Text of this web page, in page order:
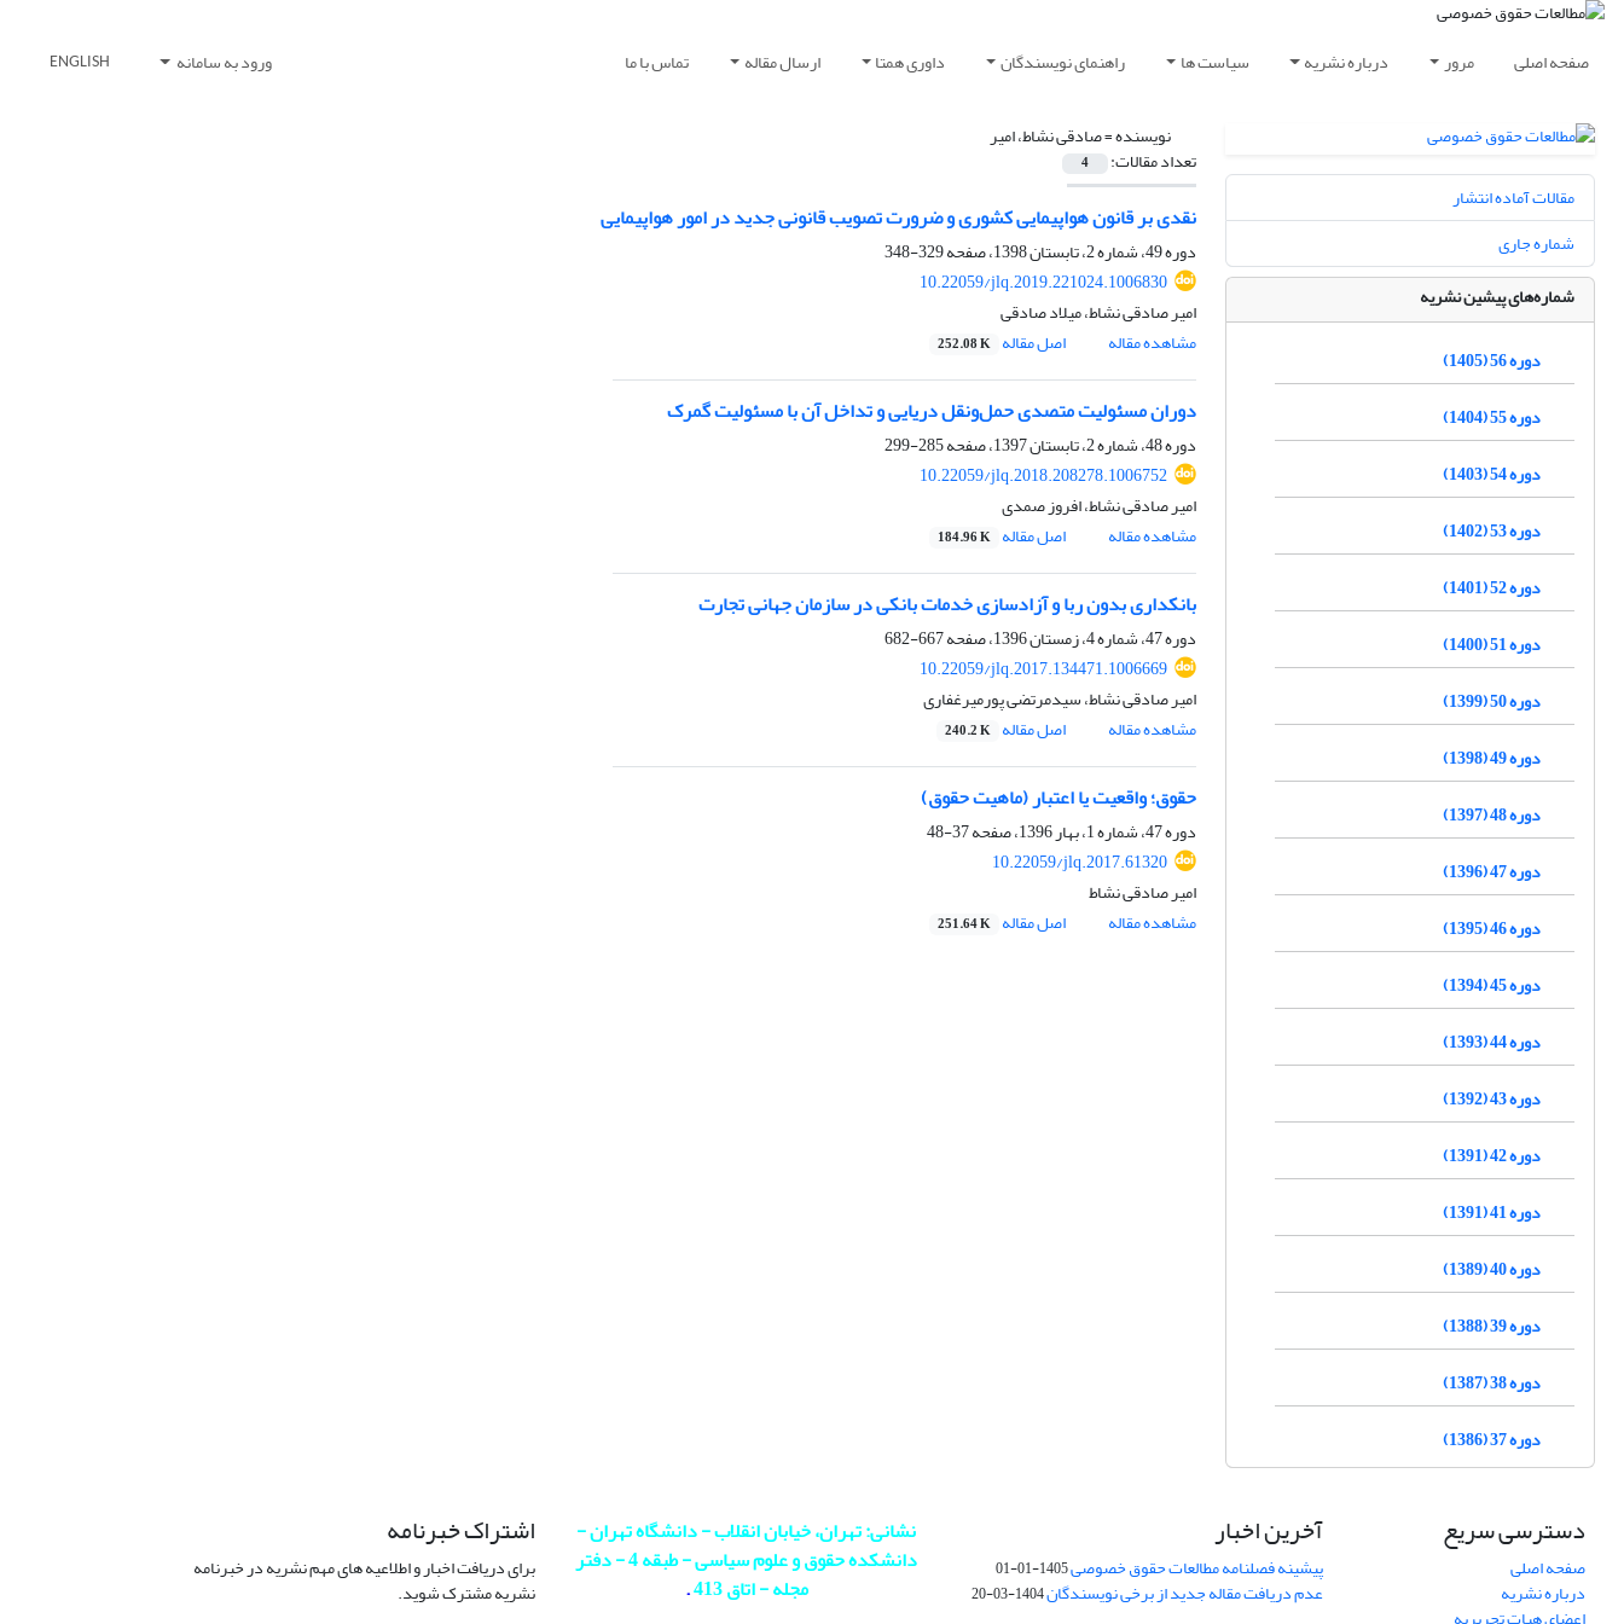
صفحه اصلی مرور درباره نشریه سیاست ها راهنمای نویسندگان داوری همتا ارسال مقاله تماس با ما ورود به سامانه ENGLISH
نویسنده =صادقی نشاط، امیر
تعداد مقالات: 4
نقدی بر قانون هواپیمایی کشوری و ضرورت تصویب قانونی جدید در امور هواپیمایی
دوره 49، شماره 2، تابستان 1398، صفحه
329-348
10.22059/jlq.2019.221024.1006830
امیر صادقی نشاط، میلاد صادقی
مشاهده مقاله
اصل مقاله 252.08 K
دوران مسئولیت متصدی حمل‌ونقل دریایی و تداخل آن با مسئولیت گمرک
دوره 48، شماره 2، تابستان 1397، صفحه
285-299
10.22059/jlq.2018.208278.1006752
امیر صادقی نشاط، افروز صمدی
مشاهده مقاله
اصل مقاله 184.96 K
بانکداری بدون ربا و آزادسازی خدمات بانکی در سازمان جهانی تجارت
دوره 47، شماره 4، زمستان 1396، صفحه
667-682
10.22059/jlq.2017.134471.1006669
امیر صادقی نشاط، سیدمرتضی پورمیرغفاری
مشاهده مقاله
اصل مقاله 240.2 K
حقوق؛ واقعیت یا اعتبار (ماهیت حقوق)
دوره 47، شماره 1، بهار 1396، صفحه
37-48
10.22059/jlq.2017.61320
امیر صادقی نشاط
مشاهده مقاله
اصل مقاله 251.64 K
مقالات آماده انتشار
شماره جاری
شماره‌های پیشین نشریه
دوره 56 (1405)
دوره 55 (1404)
دوره 54 (1403)
دوره 53 (1402)
دوره 52 (1401)
دوره 51 (1400)
دوره 50 (1399)
دوره 49 (1398)
دوره 48 (1397)
دوره 47 (1396)
دوره 46 (1395)
دوره 45 (1394)
دوره 44 (1393)
دوره 43 (1392)
دوره 42 (1391)
دوره 41 (1391)
دوره 40 (1389)
دوره 39 (1388)
دوره 38 (1387)
دوره 37 (1386)
دسترسی سریع
صفحه اصلی
درباره نشریه
آخرین اخبار
پیشینه فصلنامه مطالعات حقوق خصوصی1405-01-01
عدم دریافت مقاله جدید از برخی نویسندگان1404-03-20
نشانی: تهران، خیابان انقلاب - دانشگاه تهران -
دانشکده حقوق و علوم سیاسی - طبقه 4 - دفتر
مجله - اتاق 413
.
اشتراک خبرنامه
برای دریافت اخبار و اطلاعیه های مهم نشریه در خبرنامه
نشریه مشترک شوید.